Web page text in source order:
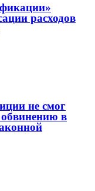
расходов
не смог
в